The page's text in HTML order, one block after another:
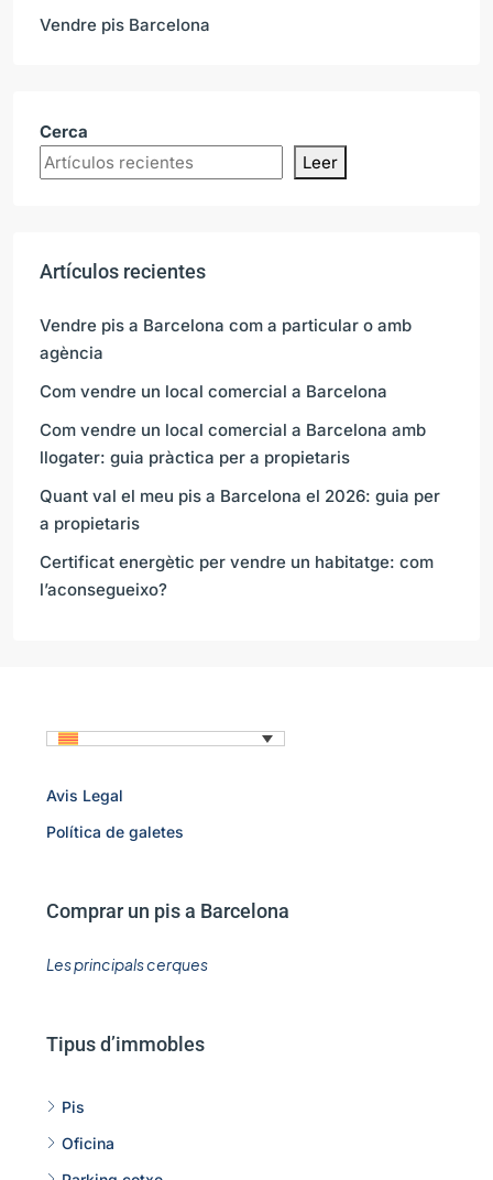
Vendre pis Barcelona
Cerca
Leer
Artículos recientes
Vendre pis a Barcelona com a particular o amb
agència
Com vendre un local comercial a Barcelona
Com vendre un local comercial a Barcelona amb
llogater: guia pràctica per a propietaris
Quant val el meu pis a Barcelona el 2026: guia per
a propietaris
Certificat energètic per vendre un habitatge: com
l’aconsegueixo?
Avis Legal
Política de galetes
Comprar un pis a Barcelona
Les principals cerques
Tipus d’immobles
Pis
Oficina